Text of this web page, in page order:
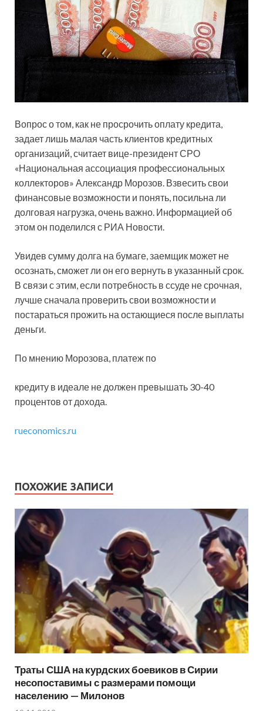
Вопрос о том, как не просрочить оплату кредита,
задает лишь малая часть клиентов кредитных
организаций, считает вице-президент СРО
«Национальная ассоциация профессиональных
коллекторов» Александр Морозов. Взвесить свои
финансовые возможности и понять, посильна ли
долговая нагрузка, очень важно. Информацией об
этом он поделился с РИА Новости.
Увидев сумму долга на бумаге, заемщик может не
осознать, сможет ли он его вернуть в указанный срок.
В связи с этим, если потребность в ссуде не срочная,
лучше сначала проверить свои возможности и
постараться прожить на остающиеся после выплаты
деньги.
По мнению Морозова, платеж по
кредиту в идеале не должен превышать 30-40
процентов от дохода.
rueconomics.ru
ПОХОЖИЕ ЗАПИСИ
Траты США на курдских боевиков в Сирии
несопоставимы с размерами помощи
населению — Милонов